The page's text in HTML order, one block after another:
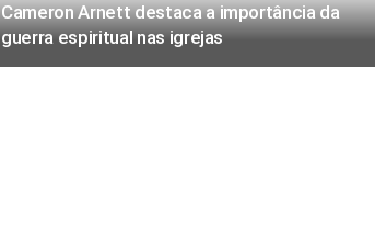
Cameron Arnett destaca a importância da
guerra espiritual nas igrejas